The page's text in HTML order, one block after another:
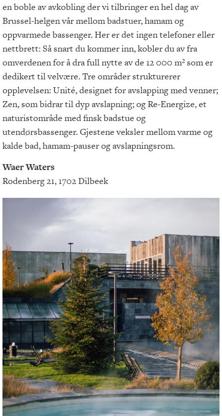
en boble av avkobling der vi tilbringer en hel dag av
Brussel-helgen vår mellom badstuer, hamam og
oppvarmede bassenger. Her er det ingen telefoner eller
nettbrett: Så snart du kommer inn, kobler du av fra
omverdenen for å dra full nytte av de 12 000 m² som er
dedikert til velvære. Tre områder strukturerer
opplevelsen: Unité, designet for avslapping med venner;
Zen, som bidrar til dyp avslapning; og Re-Energize, et
naturistområde med finsk badstue og
utendørsbassenger. Gjestene veksler mellom varme og
kalde bad, hamam-pauser og avslapningsrom.
Waer Waters
Rodenberg 21, 1702 Dilbeek